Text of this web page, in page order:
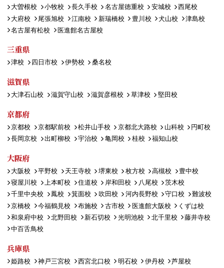
大曽根校
小牧校 長久手校 名古屋徳重校 安城校
西尾校
大府校
尾張旭校 江南校 新瑞橋校 豊川校 犬山校
津島校
名古屋有松校
医進館名古屋校
三重県
津校 四日市校 伊勢校 桑名校
滋賀県
大津石山校 滋賀守山校 滋賀彦根校 草津校 堅田校
京都府
京都校 京都駅前校 松井山手校 京都北大路校 山科校
円町校
長岡京校
出町柳校 宇治校 亀岡校 桂校 福知山校
大阪府
大阪校 平野校 天王寺校 堺東校 枚方校 高槻校
豊中校
寝屋川校
上本町校 住道校 岸和田校 八尾校
茨木校
千里中央校
鳳校 箕面校 吹田校 河内長野校 守口校
難波校
京橋校
今福鶴見校 布施校 古市校 医進館大阪校
くずは校
和泉府中校
北野田校 新石切校 光明池校 北千里校
藤井寺校
中百舌鳥校
兵庫県
姫路校 神戸三宮校 西宮北口校 明石校 伊丹校
芦屋校